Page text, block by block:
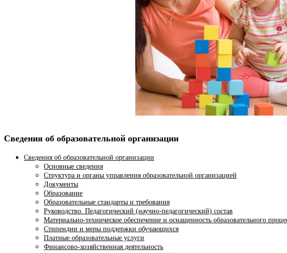
Сведения об образовательной организации
Сведения об образовательной организации
Основные сведения
Структура и органы управления образовательной организацией
Документы
Образование
Образовательные стандарты и требования
Руководство. Педагогический (научно-педагогический) состав
Материально-техническое обеспечение и оснащенность образовательного
Стипендии и меры поддержки обучающихся
Платные образовательные услуги
Финансово-хозяйственная деятельность